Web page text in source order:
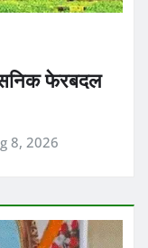
फेरबदल
8, 2026